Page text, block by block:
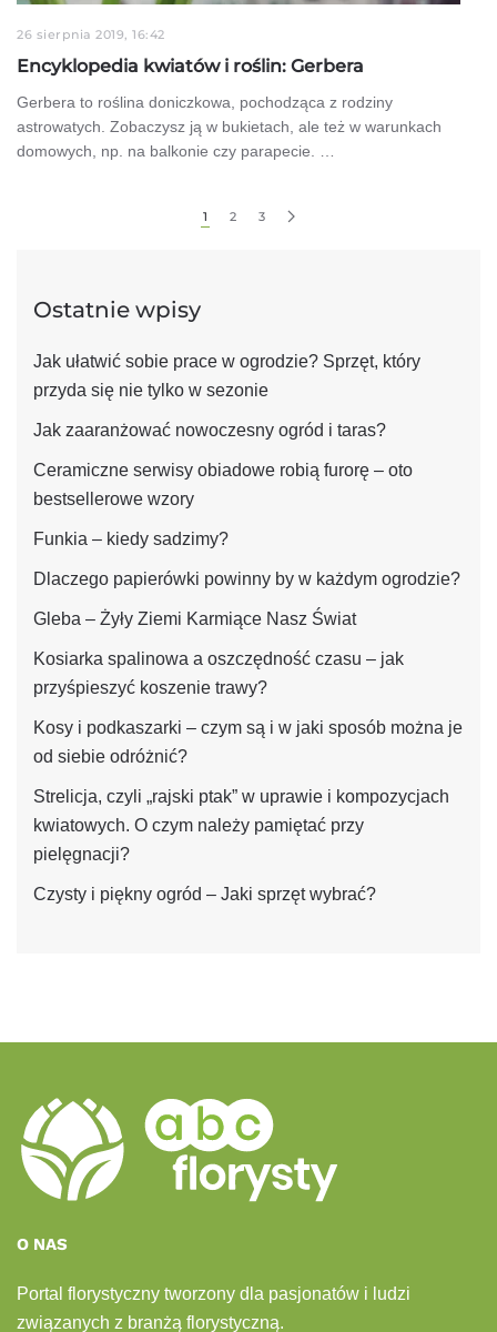
26 sierpnia 2019, 16:42
Encyklopedia kwiatów i roślin: Gerbera
Gerbera to roślina doniczkowa, pochodząca z rodziny
astrowatych. Zobaczysz ją w bukietach, ale też w warunkach
domowych, np. na balkonie czy parapecie. …
1 2 3
Ostatnie wpisy
Jak ułatwić sobie prace w ogrodzie? Sprzęt, który
przyda się nie tylko w sezonie
Jak zaaranżować nowoczesny ogród i taras?
Ceramiczne serwisy obiadowe robią furorę – oto
bestsellerowe wzory
Funkia – kiedy sadzimy?
Dlaczego papierówki powinny by w każdym ogrodzie?
Gleba – Żyły Ziemi Karmiące Nasz Świat
Kosiarka spalinowa a oszczędność czasu – jak
przyśpieszyć koszenie trawy?
Kosy i podkaszarki – czym są i w jaki sposób można je
od siebie odróżnić?
Strelicja, czyli „rajski ptak” w uprawie i kompozycjach
kwiatowych. O czym należy pamiętać przy
pielęgnacji?
Czysty i piękny ogród – Jaki sprzęt wybrać?
O NAS
Portal florystyczny tworzony dla pasjonatów i ludzi
związanych z branżą florystyczną.